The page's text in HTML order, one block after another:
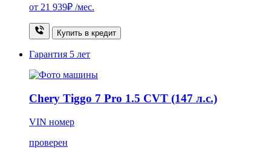
от 21 939₽ /мес.
Купить в кредит
Гарантия 5 лет
Chery Tiggo 7 Pro 1.5 CVT (147 л.с.)
VIN номер
проверен